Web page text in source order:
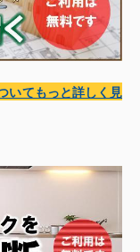
いてもっと詳しく見